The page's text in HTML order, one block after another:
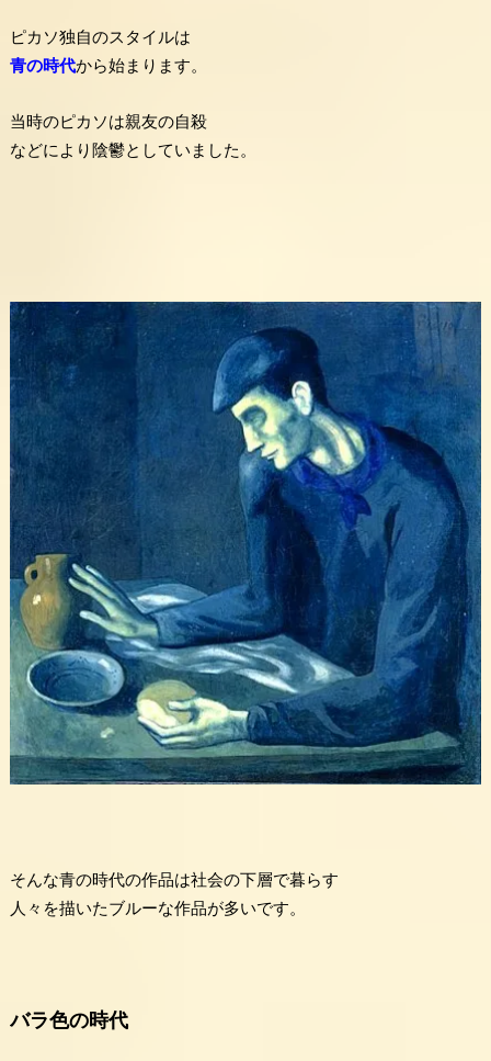
ピカソ独自のスタイルは
青の時代から始まります。
当時のピカソは親友の自殺
などにより陰鬱としていました。
そんな青の時代の作品は社会の下層で暮らす
人々を描いたブルーな作品が多いです。
バラ色の時代